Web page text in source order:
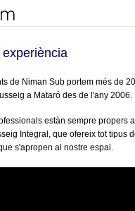
de Niman Sub portem més de
a Mataró des de l'any 2006.
estàn sempre propers
Integral, que ofereix tot tipus
s'apropen al nostre espai.